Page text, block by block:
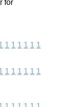
for
1 1 1 1 1 1
1 1 1 1 1 1